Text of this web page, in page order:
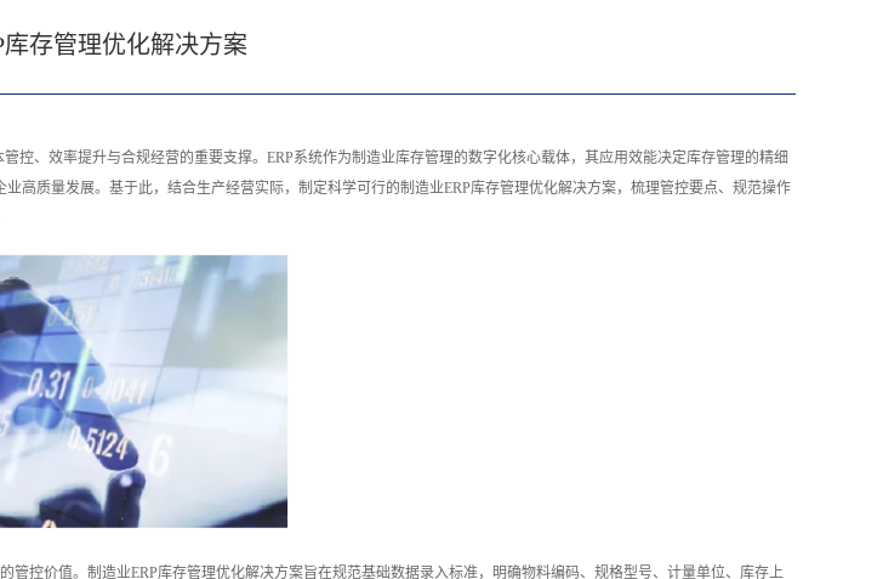
库存管理优化解决方案
、效率提升与合规经营的重要支撑。ERP系统作为制造业库存管理的数字化核心载体，其应用效能决定库存管理的精细
高质量发展。基于此，结合生产经营实际，制定科学可行的制造业ERP库存管理优化解决方案，梳理管控要点、规范操作
控价值。制造业ERP库存管理优化解决方案旨在规范基础数据录入标准，明确物料编码、规格型号、计量单位、库存上